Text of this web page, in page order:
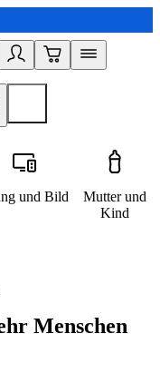
und Bild
Mutter und
Kind
Menschen